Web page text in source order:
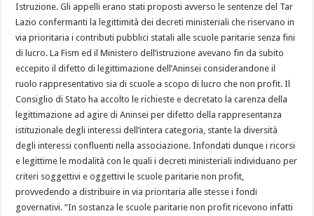
Istruzione. Gli appelli erano stati proposti avverso le sentenze del Tar
Lazio confermanti la legittimità dei decreti ministeriali che riservano in
via prioritaria i contributi pubblici statali alle scuole paritarie senza fini
di lucro. La Fism ed il Ministero dell’istruzione avevano fin da subito
eccepito il difetto di legittimazione dell’Aninsei considerandone il
ruolo rappresentativo sia di scuole a scopo di lucro che non profit. Il
Consiglio di Stato ha accolto le richieste e decretato la carenza della
legittimazione ad agire di Aninsei per difetto della rappresentanza
istituzionale degli interessi dell’intera categoria, stante la diversità
degli interessi confluenti nella associazione. Infondati dunque i ricorsi
e legittime le modalità con le quali i decreti ministeriali individuano per
criteri soggettivi e oggettivi le scuole paritarie non profit,
provvedendo a distribuire in via prioritaria alle stesse i fondi
governativi. “In sostanza le scuole paritarie non profit ricevono infatti